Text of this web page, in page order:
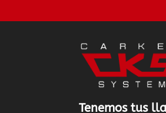
Tenemos tus